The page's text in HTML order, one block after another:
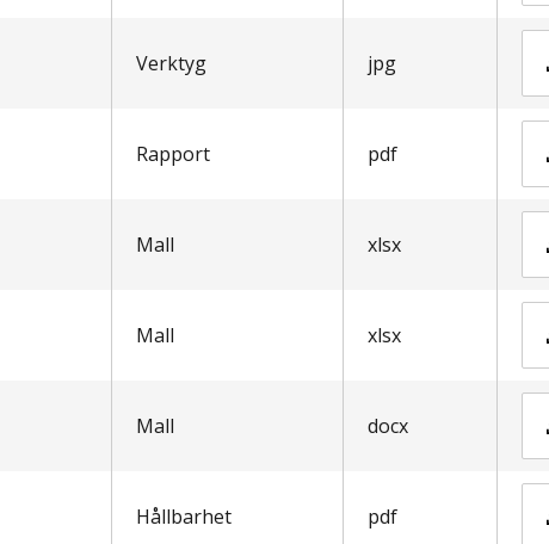
Verktyg jpg
Rapport pdf
Mall xlsx
Mall xlsx
Mall docx
Hållbarhet pdf